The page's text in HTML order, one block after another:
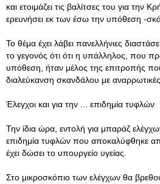
και ετοιμάζει τις βαλίτσες του για την
ερευνήσει εκ των έσω την υπόθεση -
Το θέμα έχει λάβει πανελλήνιες
το γεγονός ότι ότι η υπάλληλος, που
υπόθεση, ήταν μέλος της επιτροπής
διαλεύκανση σκανδάλου με
Έλεγχοι και για την ... επιδημία τυφλών
Την ίδια ώρα, εντολή για μπαράζ
επιδημία τυφλών που αποκαλύφθηκε
έχει δώσει το υπουργείο υγείας.
Στο μικροσκόπιο των ελέγχων θα